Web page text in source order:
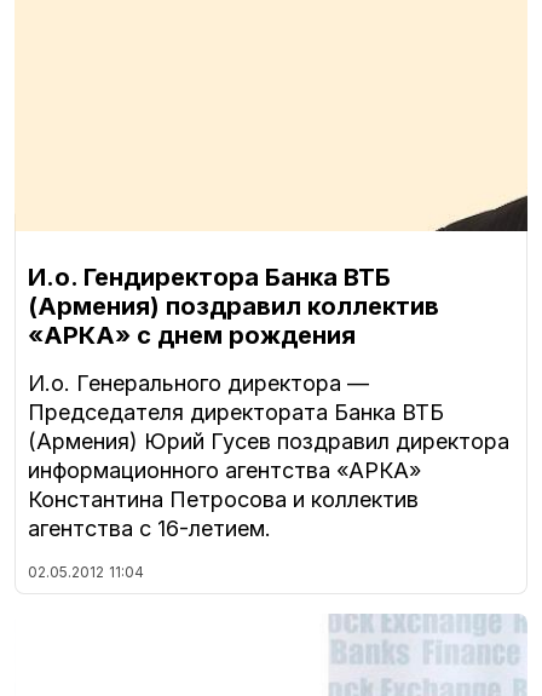
И.о. Гендиректора Банка ВТБ
(Армения) поздравил коллектив
«АРКА» с днем рождения
И.о. Генерального директора —
Председателя директората Банка ВТБ
(Армения) Юрий Гусев поздравил директора
информационного агентства «АРКА»
Константина Петросова и коллектив
агентства с 16-летием.
02.05.2012 11:04